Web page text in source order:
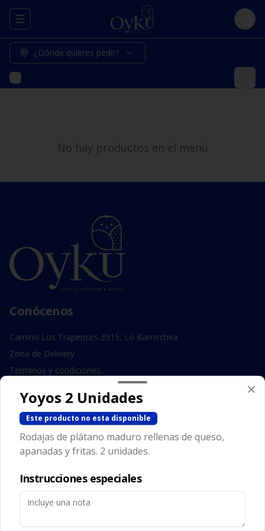
Abrir menu de navegación Login
¿Dónde quieres pedir?
No hay productos en el menú
Conócenos
Camino Los Trapenses 3515, Lo Barnechea
Zona de Delivery
Términos y condiciones
Redes sociales
Instagram
Facebook
Mi cuenta
Yoyos 2 Unidades
Este producto no esta disponible
Rodajas de plátano maduro rellenas de queso,
apanadas y fritas. 2 unidades.
Instrucciones especiales